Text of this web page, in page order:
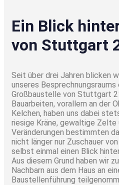
Ein Blick
von Stuttgart
Seit über drei Jahren blicken
unseres
Großbaustelle von Stuttgart
Bauarbeiten, vorallem an der
Kelchen, haben uns dabei
riesige Kräne, gewaltige
Veränderungen bestimmten
nicht länger nur Zuschauer
selbst einmal einen Blick
Aus diesem Grund haben wir
Nachbarn aus dem Haus an
Baustellenführung